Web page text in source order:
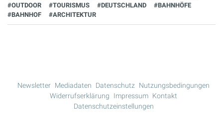
#OUTDOOR
#TOURISMUS #DEUTSCHLAND
#BAHNHÖFE
#BAHNHOF
#ARCHITEKTUR
Newsletter Mediadaten Datenschutz
Nutzungsbedingungen
Widerrufserklärung
Impressum Kontakt
Datenschutzeinstellungen